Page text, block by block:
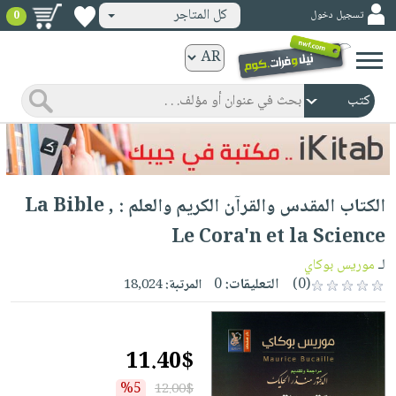
ورقية
المواضيع
صدر
حديثاً
الأكثر
مبيعاً
جوائز
شحن
مخفض
عروض
صفحات
كتب
الكترونية
الرئيسية
صدر
حديثاً
الأكثر
مبيعاً
كتب
صوتية
الصفحة
الرئيسية
masmu3
أطفال
الصفحة
تسجيل دخول كل المتاجر 0
الكتاب المقدس والقرآن الكريم والعلم : La Bible ,
Le Cora'n et la Science
لـموريس بوكاي
(0)
التعليقات:0 المرتبة:18,024
11.40$
12.00$
%5